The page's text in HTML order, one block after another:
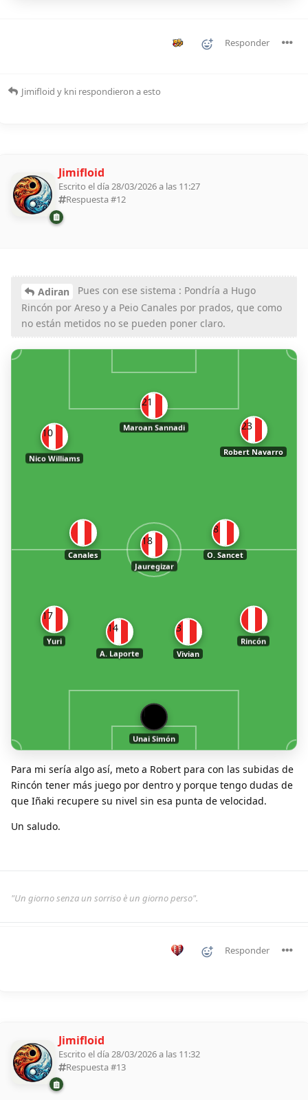
Responder
Jimifloid y kni respondieron a esto
Jimifloid
Escrito el día 28/03/2026 a las 11:27
Respuesta #12
Adiran
Pues con ese sistema : Pondría a Hugo
Rincón por Areso y a Peio Canales por prados, que como
no están metidos no se pueden poner claro.
1
Unai Simón
17
Yuri
14
A. Laporte
3
Vivian
Rincón
Canales
18
Jauregizar
8
O. Sancet
10
Nico Williams
21
Maroan Sannadi 23
Robert Navarro
Para mi sería algo así, meto a Robert para con las subidas de
Rincón tener más juego por dentro y porque tengo dudas de
que Iñaki recupere su nivel sin esa punta de velocidad.
Un saludo.
"Un giorno senza un sorriso è un giorno perso".
Responder
Jimifloid
Escrito el día 28/03/2026 a las 11:32
Respuesta #13